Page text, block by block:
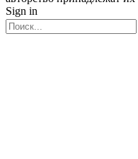
Sign in